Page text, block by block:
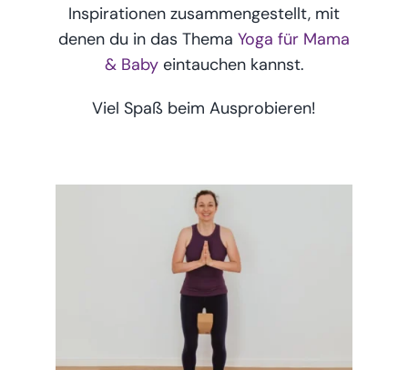
Inspirationen zusammengestellt, mit
denen du in das Thema Yoga für Mama
& Babyeintauchen kannst.
Viel Spaß beim Ausprobieren!